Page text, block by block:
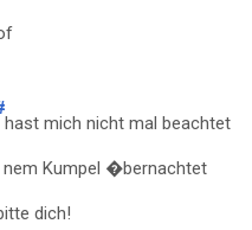
hast mich nicht mal beachtet
nem Kumpel �bernachtet
dich!